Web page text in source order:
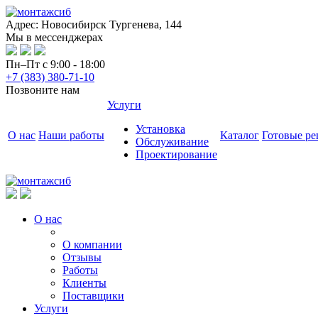
Адрес: Новосибирск Тургенева, 144
Мы в мессенджерах
Пн–Пт с 9:00 - 18:00
+7 (383) 380-71-10
Позвоните нам
О нас Наши работы
Услуги
Установка
Обслуживание
Проектирование
Каталог Готовые
О нас
О компании
Отзывы
Работы
Клиенты
Поставщики
Услуги